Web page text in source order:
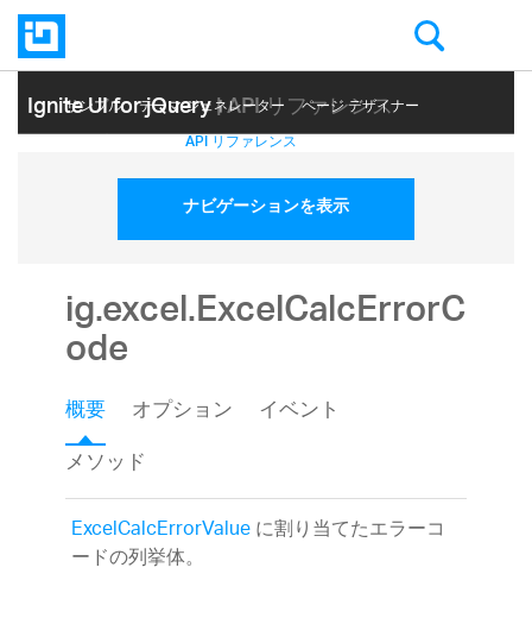
Ignite UI for jQuery| API リファレンス
サンプル テーマ ジェネレーター ページ デザイナー
ヘルプ トピック API リファレンス
ナビゲーションを表示
ig.excel.ExcelCalcErrorC
ode
概要 オプション
イベント
メソッド
ExcelCalcErrorValueに割り当てたエラーコ
ードの列挙体。